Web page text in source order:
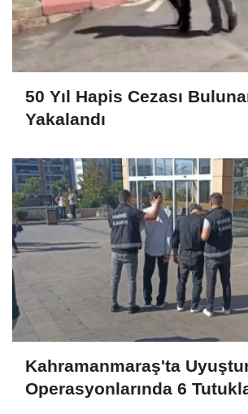
50 Yıl Hapis Cezası
Yakalandı
Kahramanmaraş'ta
Operasyonlarında 6